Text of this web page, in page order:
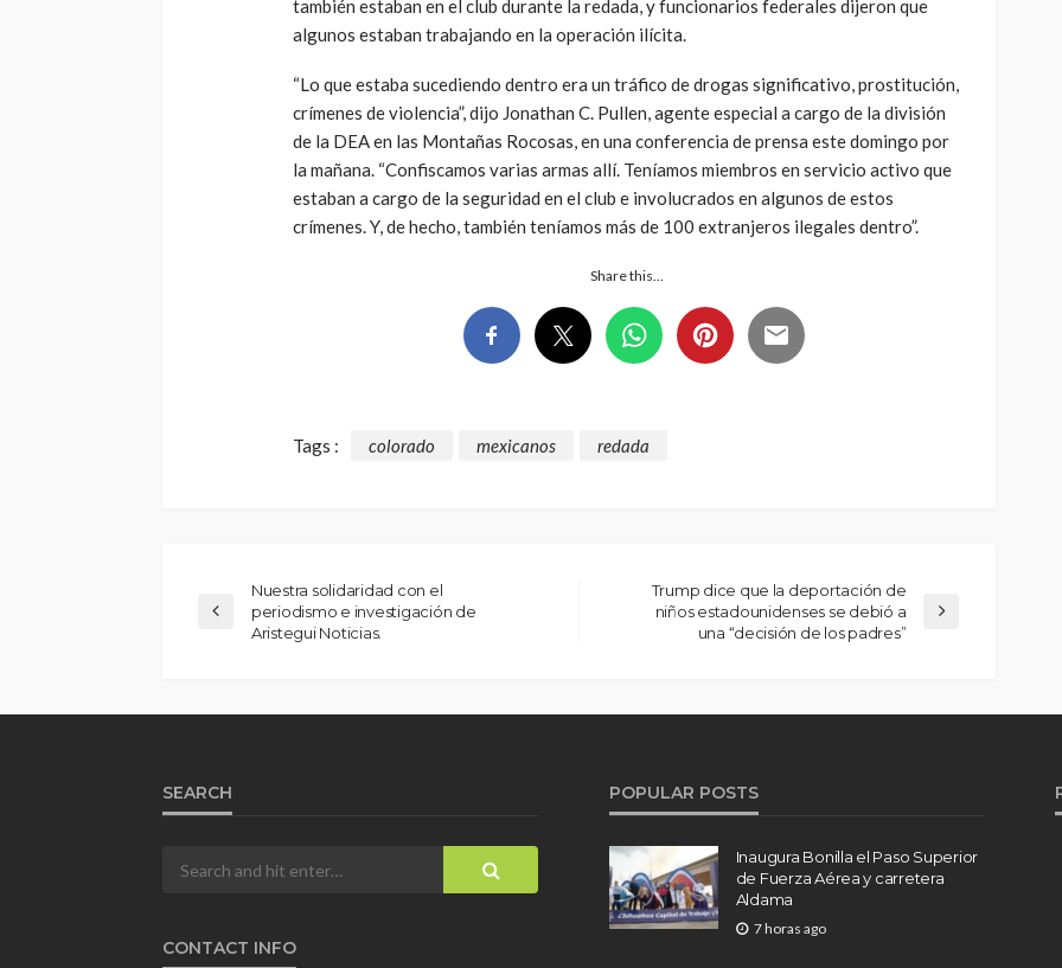
también estaban en el club durante la redada, y funcionarios federales dijeron que
algunos estaban trabajando en la operación ilícita.
“Lo que estaba sucediendo dentro era un tráfico de drogas significativo, prostitución,
crímenes de violencia”, dijo Jonathan C. Pullen, agente especial a cargo de la división
de la DEA en las Montañas Rocosas, en una conferencia de prensa este domingo por
la mañana. “Confiscamos varias armas allí. Teníamos miembros en servicio activo que
estaban a cargo de la seguridad en el club e involucrados en algunos de estos
crímenes. Y, de hecho, también teníamos más de 100 extranjeros ilegales dentro”.
Share this…
Tags : colorado mexicanos redada
Nuestra solidaridad con el
periodismo e investigación de
Aristegui Noticias.
Trump dice que la deportación de
niños estadounidenses se debió a
una “decisión de los padres”
SEARCH
CONTACT INFO
POPULAR POSTS
Inaugura Bonilla el Paso Superior
de Fuerza Aérea y carretera
Aldama
7 horas ago